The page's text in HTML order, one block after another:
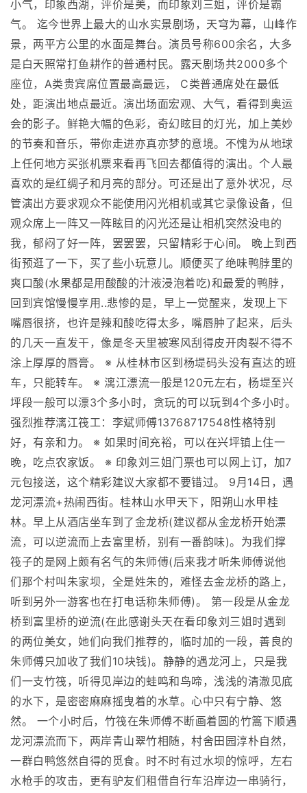
小气，印象西湖，评价是美，而印象刘三姐，评价是霸
气。 迄今世界上最大的山水实景剧场，天穹为幕，山峰作
景，两平方公里的水面是舞台。演员号称600余名，大多
是白天照常打鱼耕作的普通村民。露天剧场共2000多个
座位，A类贵宾席位置最高最远， C类普通席处在最低
处，距演出地点最近。演出场面宏观、大气，看得到奥运
会的影子。鲜艳大幅的色彩，奇幻眩目的灯光，加上美妙
的节奏和音乐，带你走进亦真亦梦的意境。不愧为从地球
上任何地方买张机票来看再飞回去都值得的演出。个人最
喜欢的是红绸子和月亮的部分。可还是出了意外状况，尽
管演出方要求观众不能使用闪光相机或其它录像设备，但
观众席上一阵又一阵眩目的闪光还是让相机突然没电的
我，郁闷了好一阵，罢罢罢，只留精彩于心间。 晚上到西
街预逛了一下，买了些小玩意儿。顺便买了绝味鸭脖里的
爽口酸(水果都是用酸酸的汁液浸泡着吃)和最爱的鸭脖，
回到宾馆慢慢享用..悲惨的是，早上一觉醒来，发现上下
嘴唇很挤，也许是辣和酸吃得太多，嘴唇肿了起来，后头
的几天一直发干，像是冬天里被寒风刮得皮开肉裂不得不
涂上厚厚的唇膏。 ※ 从桂林市区到杨堤码头没有直达的班
车，只能转车。 ※ 漓江漂流一般是120元左右，杨堤至兴
坪段一般可以漂3个多小时，贪玩的可以玩到4个多小时。
强烈推荐漓江筏工：李斌师傅13768717548性格特别
好，有亲和力。 ※ 如果时间充裕，可以在兴坪镇上住一
晚，吃点农家饭。 ※ 印象刘三姐门票也可以网上订，加7
元包接送，这个精彩建议大家都不要错过。 9月14日，遇
龙河漂流+热闹西街。桂林山水甲天下，阳朔山水甲桂
林。早上从酒店坐车到了金龙桥(建议都从金龙桥开始漂
流，可以逆流而上去富里桥，别有一番韵味)。为我们撑
筏子的是网上颇有名气的朱师傅(后来我才听朱师傅说他
们那个村叫朱家坝，全是姓朱的，难怪去金龙桥的路上，
听到另外一游客也在打电话称朱师傅)。 第一段是从金龙
桥到富里桥的逆流(在此感谢头天在看印象刘三姐时遇到
的两位美女，她们向我们推荐的，临时加的一段，善良的
朱师傅只加收了我们10块钱)。静静的遇龙河上，只是我
们一支竹筏，听得见岸边的蛙鸣和鸟啼，浅浅的清澈见底
的水下，是密密麻麻摇曳着的水草。心中只有宁静、悠
然。 一个小时后，竹筏在朱师傅不断画着圆的竹篙下顺遇
龙河漂流而下，两岸青山翠竹相随，村舍田园淳朴自然，
一群白鸭悠然自得的觅食。时不时有过水坝的惊呼，左右
水枪手的攻击，更有驴友们租借自行车沿岸边一串骑行，